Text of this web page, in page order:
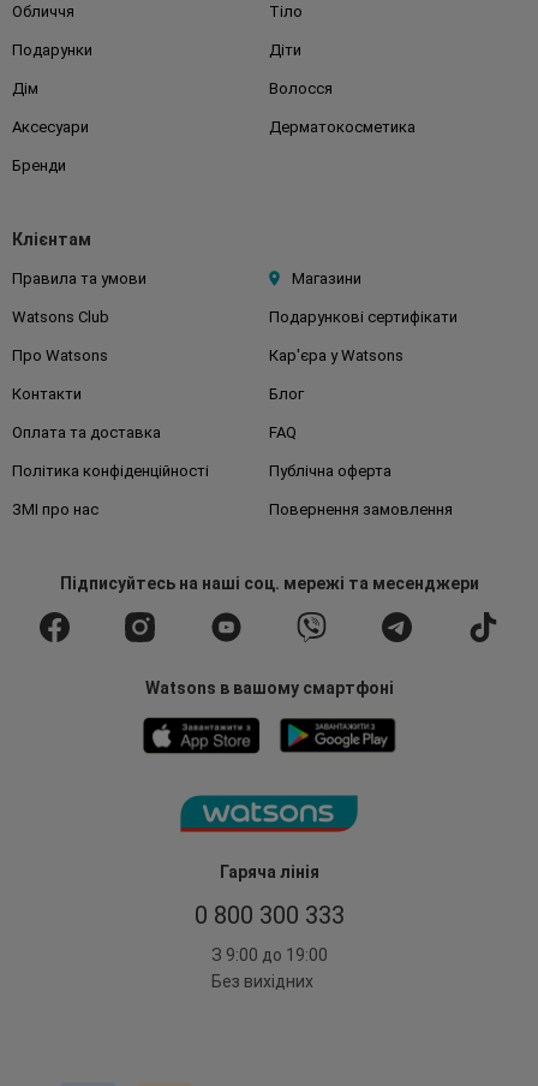
Гаряча лінія
0 800 300 333
З 9:00 до 19:00
Без вихідних
Обличчя Тіло
Подарунки Діти
Дім Волосся
Аксесуари Дерматокосметика
Бренди
Клієнтам
Правила та умови Магазини
Watsons Club Подарункові сертифікати
Про Watsons Кар'єра у Watsons
Контакти Блог
Оплата та доставка FAQ
Політика конфіденційності Публічна оферта
ЗМІ про нас Повернення замовлення
Підписуйтесьна наші соц. мережі та месенджери
Watsons в вашому смартфоні